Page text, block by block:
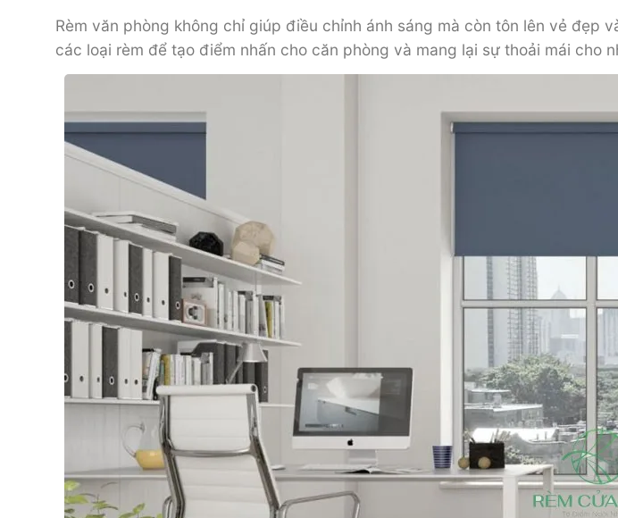
Rèm văn phòng không chỉ giúp điều chỉnh ánh sáng mà còn tôn lên vẻ đẹp
các loại rèm để tạo điểm nhấn cho căn phòng và mang lại sự thoải mái cho